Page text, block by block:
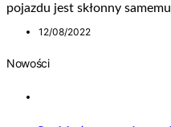
pojazdu jest skłonny
12/08/2022
Nowości